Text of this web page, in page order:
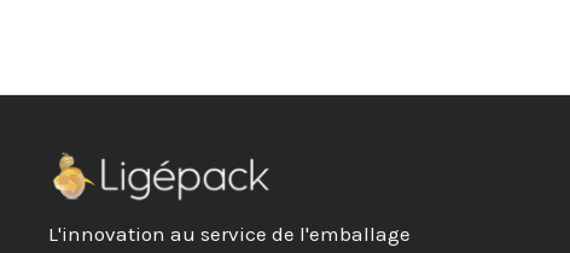
L'innovation au service de l'emballage